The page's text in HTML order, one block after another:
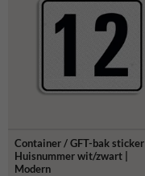
gepositioneerd
snel geleverd
Container / GFT-bak sticker
Huisnummer wit/zwart |
Modern